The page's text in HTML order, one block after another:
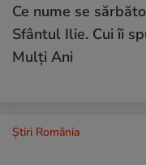
Ce nume se
Sfântul Ilie. Cui îi
Mulți Ani
Știri România